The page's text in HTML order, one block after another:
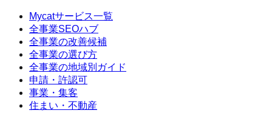
Mycatサービス一覧
全事業SEOハブ
全事業の改善候補
全事業の選び方
全事業の地域別ガイド
申請・許認可
事業・集客
住まい・不動産